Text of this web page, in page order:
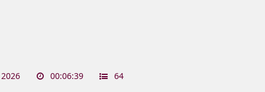
00:06:39 64